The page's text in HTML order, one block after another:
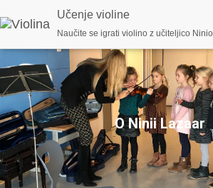
Učenje violine
Naučite se igrati violino z učiteljico Ninio
O Ninii Lazaar